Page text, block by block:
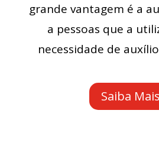
grande vantagem é a
a pessoas que a
necessidade de
Saiba